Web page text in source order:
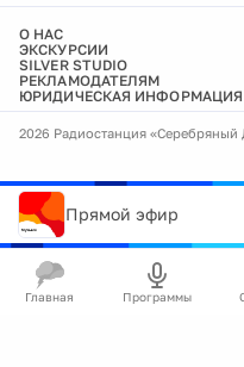
О НАС
ЭКСКУРСИИ
SILVER STUDIO
РЕКЛАМОДАТЕЛЯМ
ЮРИДИЧЕСКАЯ ИНФОРМАЦИЯ
2026 Радиостанция
Прямой эфир
Главная Программы